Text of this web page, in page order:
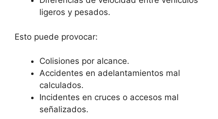
ligeros y pesados.
Esto puede provocar:
Colisiones por alcance.
Accidentes en adelantamientos mal
calculados.
Incidentes en cruces o accesos mal
señalizados.